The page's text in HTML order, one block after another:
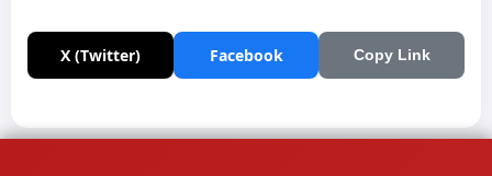
X (Twitter) Facebook Copy Link